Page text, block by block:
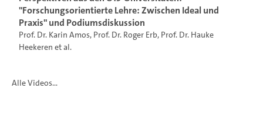
"Forschungsorientierte Lehre: Zwischen Ideal und
Praxis" und Podiumsdiskussion
Prof. Dr. Karin Amos, Prof. Dr. Roger Erb, Prof. Dr. Hauke
Heekeren et al.
Alle Videos...